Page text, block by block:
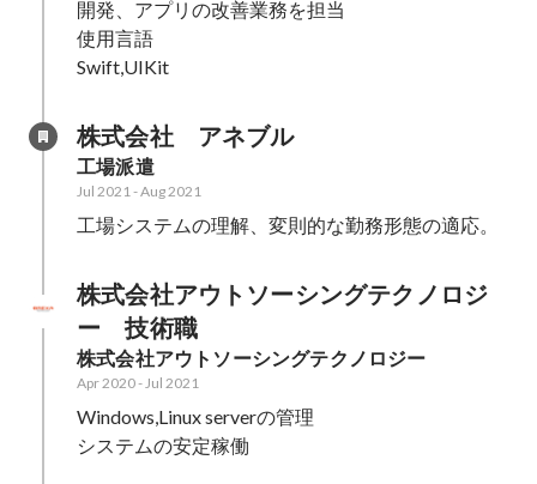
開発、アプリの改善業務を担当
使用言語
Swift,UIKit
株式会社　アネブル
工場派遣
Jul 2021 -Aug 2021
工場システムの理解、変則的な勤務形態の適応。
株式会社アウトソーシングテクノロジ
ー　技術職
株式会社アウトソーシングテクノロジー
Apr 2020- Jul 2021
Windows,Linux serverの管理
システムの安定稼働